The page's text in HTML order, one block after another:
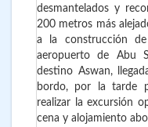
desmantelados y
200 metros más
a la construcción
aeropuerto de Abu
destino Aswan,
bordo, por la tarde
realizar la excursión
cena y alojamiento